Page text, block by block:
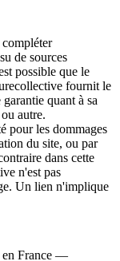
de sources
possible que le
fournit le
quant à sa
autre.
pour les dommages
du site, ou par
dans cette
n'est pas
Un lien n'implique
en France —